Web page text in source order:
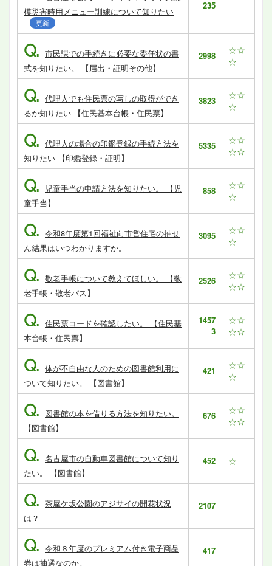
模災害時用メニュー訓練について知りたい
更新
235
Q. 市民課での手続きに必要な委任状の書
式を知りたい。 【届出・証明その他】
2998
☆☆
☆
Q. 代理人でも住民票の写しの取得ができ
るか知りたい 【住民基本台帳・住民票】
3823
☆☆
☆
Q. 代理人の場合の印鑑登録の手続方法を
知りたい 【印鑑登録・証明】
5335
☆☆
☆☆
Q.
児童手当の申請方法を知りたい。 【児
童手当】
858
☆☆
☆
Q. 令和8年度第1回福祉向市営住宅の抽せ
ん結果はいつわかりますか。
3095
☆☆
☆
Q. 敬老手帳について教えてほしい。 【敬
老手帳・敬老パス】
2526
☆☆
☆☆
Q. 住民票コードを確認したい。 【住民基
本台帳・住民票】
1457
3
☆☆
☆☆
Q. 体が不自由な人のための図書館利用に
ついて知りたい。 【図書館】
421
☆☆
☆
Q. 図書館の本を借りる方法を知りたい。
【図書館】
676
☆☆
☆☆
Q. 名古屋市の自動車図書館について知り
たい。 【図書館】
452 ☆
Q. 茶屋ケ坂公園のアジサイの開花状況
は？
2107
Q. 令和８年度のプレミアム付き電子商品
券は抽選なのか。
417